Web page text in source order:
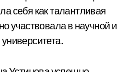
себя как талантливая
участвовала в научной и